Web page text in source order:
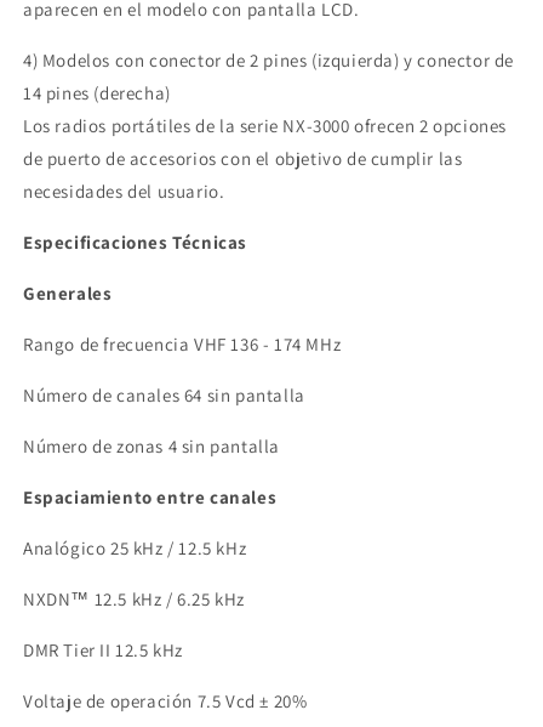
aparecen en el modelo con pantalla LCD.
4) Modelos con conector de 2 pines (izquierda) y conector de
14 pines (derecha)
Los radios portátiles de la serie NX-3000 ofrecen 2 opciones
de puerto de accesorios con el objetivo de cumplir las
necesidades del usuario.
Especificaciones Técnicas
Generales
Rango de frecuencia VHF 136 - 174 MHz
Número de canales 64 sin pantalla
Número de zonas 4 sin pantalla
Espaciamiento entre canales
Analógico 25 kHz / 12.5 kHz
NXDN™ 12.5 kHz / 6.25 kHz
DMR Tier II 12.5 kHz
Voltaje de operación 7.5 Vcd ± 20%